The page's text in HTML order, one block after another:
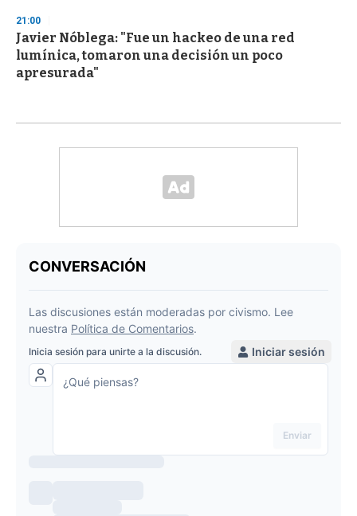
21:00
Javier Nóblega: "Fue un hackeo de una red
lumínica, tomaron una decisión un poco
apresurada"